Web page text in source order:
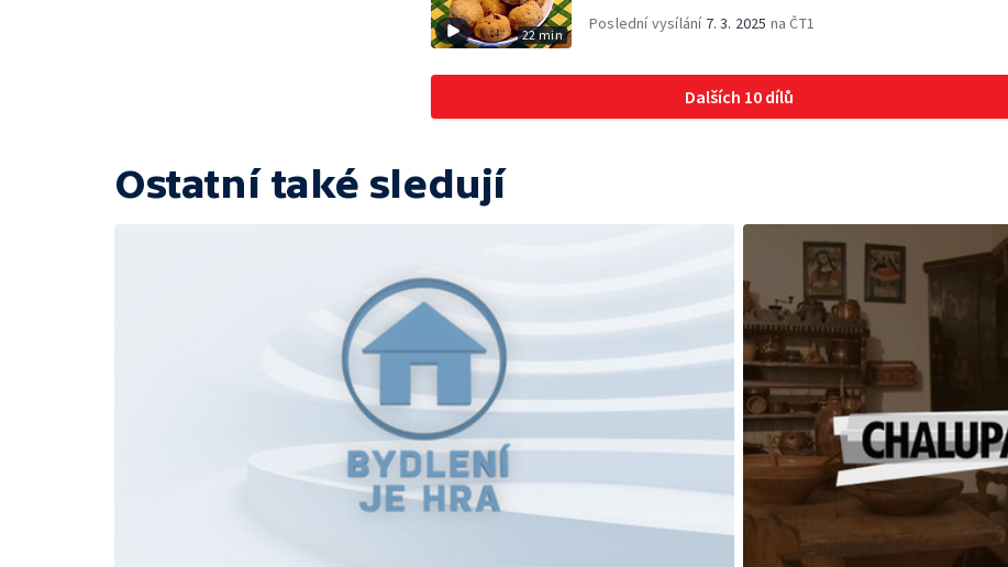
22 min
Poslední vysílání 7. 3. 2025 na ČT1
Dalších 10 dílů
Ostatní také sledují